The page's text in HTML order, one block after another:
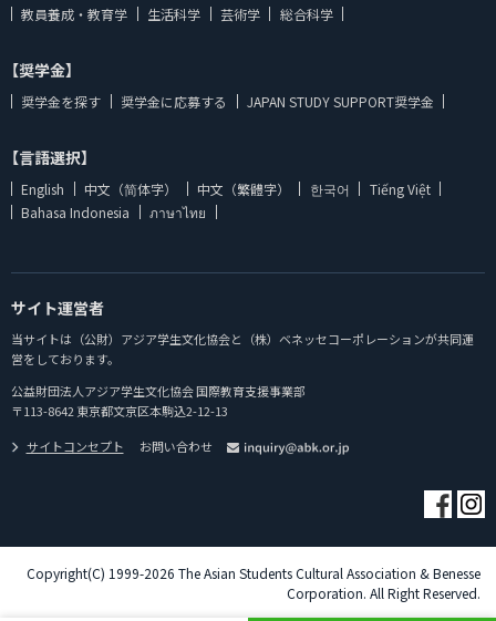
教員養成・教育学
生活科学 芸術学 総合科学
【奨学金】
奨学金を探す 奨学金に応募する JAPAN STUDY SUPPORT奨学金
【言語選択】
English 中文（简体字） 中文（繁體字） 한국어
Tiếng Việt
Bahasa Indonesia
ภาษาไทย
サイト運営者
当サイトは（公財）アジア学生文化協会と（株）ベネッセコーポレーションが共同運
営をしております。
公益財団法人アジア学生文化協会 国際教育支援事業部
〒113-8642 東京都文京区本駒込2-12-13
サイトコンセプト
お問い合わせ
Copyright(C) 1999-2026 The Asian Students Cultural Association & Benesse
Corporation. All Right Reserved.